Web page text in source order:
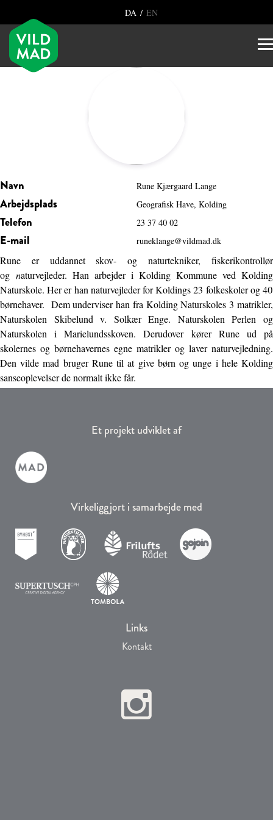
DA / EN
Navn Rune Kjærgaard Lange
Arbejdsplads Geografisk Have, Kolding
Telefon 23 37 40 02
E-mail runeklange@vildmad.dk
Rune er uddannet skov- og naturtekniker, fiskerikontrollør
og naturvejleder. Han arbejder i Kolding Kommune ved Kolding
Naturskole. Her er han naturvejleder for Koldings 23 folkeskoler og 40
børnehaver. Dem underviser han fra Kolding Naturskoles 3 matrikler,
Naturskolen Skibelund v. Solkær Enge. Naturskolen Perlen og
Naturskolen i Marielundsskoven. Derudover kører Rune ud på
skolernes og børnehavernes egne matrikler og laver naturvejledning.
Den vilde mad bruger Rune til at give børn og unge i hele Kolding
sanseoplevelser de normalt ikke får.
Et projekt udviklet af
Virkeliggjort i samarbejde med
Links
Kontakt